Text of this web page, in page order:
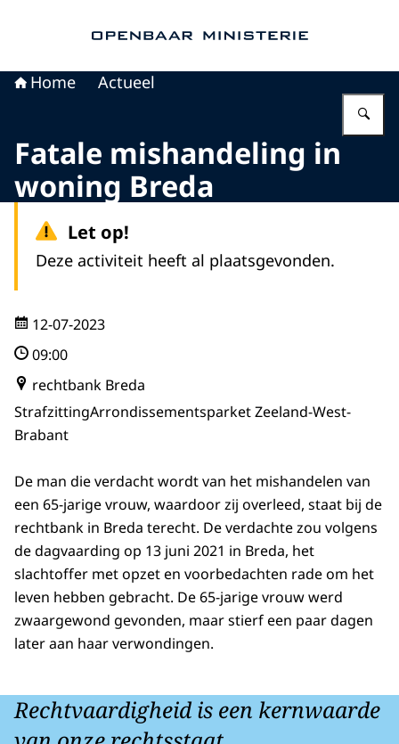
Home Actueel
Fatale mishandeling in
woning Breda
Let op!
Deze activiteit heeft al plaatsgevonden.
12-07-2023
09:00
rechtbank Breda
StrafzittingArrondissementsparket Zeeland-West-
Brabant
De man die verdacht wordt van het mishandelen van
een 65-jarige vrouw, waardoor zij overleed, staat bij de
rechtbank in Breda terecht. De verdachte zou volgens
de dagvaarding op 13 juni 2021 in Breda, het
slachtoffer met opzet en voorbedachten rade om het
leven hebben gebracht. De 65-jarige vrouw werd
zwaargewond gevonden, maar stierf een paar dagen
later aan haar verwondingen.
Rechtvaardigheid is een kernwaarde